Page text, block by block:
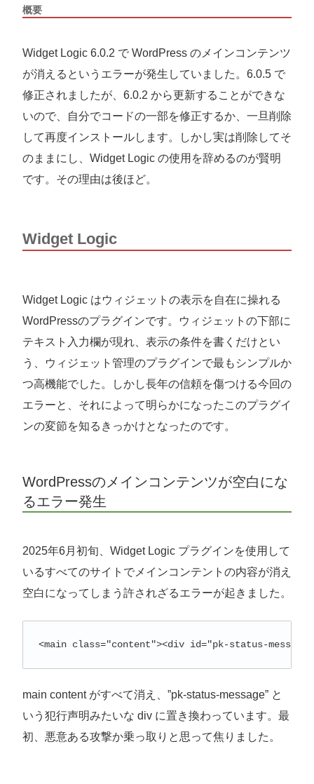
概要
Widget Logic 6.0.2 で WordPress のメインコンテンツ
が消えるというエラーが発生していました。6.0.5 で
修正されましたが、6.0.2 から更新することができな
いので、自分でコードの一部を修正するか、一旦削除
して再度インストールします。しかし実は削除してそ
のままにし、Widget Logic の使用を辞めるのが賢明
です。その理由は後ほど。
Widget Logic
Widget Logic はウィジェットの表示を自在に操れる
WordPressのプラグインです。ウィジェットの下部に
テキスト入力欄が現れ、表示の条件を書くだけとい
う、ウィジェット管理のプラグインで最もシンプルか
つ高機能でした。しかし長年の信頼を傷つける今回の
エラーと、それによって明らかになったこのプラグイ
ンの変節を知るきっかけとなったのです。
WordPressのメインコンテンツが空白にな
るエラー発生
2025年6月初旬、Widget Logic プラグインを使用して
いるすべてのサイトでメインコンテントの内容が消え
空白になってしまう許されざるエラーが起きました。
<main class="content"><div id="pk-status-
main content がすべて消え、”pk-status-message” と
いう犯行声明みたいな div に置き換わっています。最
初、悪意ある攻撃か乗っ取りと思って焦りました。